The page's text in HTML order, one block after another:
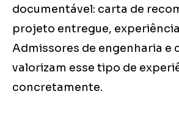
documentável: carta de
projeto entregue,
Admissores de engenharia e
valorizam esse tipo de
concretamente.